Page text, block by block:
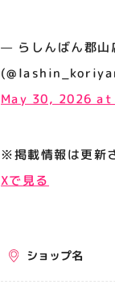
— らしんばん郡
May 30, 2026 at
※掲載情報は更新
Xで見る
ショップ名